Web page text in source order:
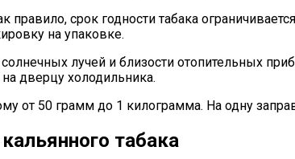
правило, срок годности табака
на упаковке.
лучей и близости отопительных
дверцу холодильника.
от 50 грамм до 1 килограмма. На одну
табака